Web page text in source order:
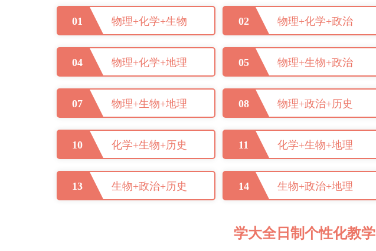
01 物理+化学+生物 02 物理+化学+政治
04 物理+化学+地理 05 物理+生物+政治
07 物理+生物+地理 08 物理+政治+历史
10 化学+生物+历史 11 化学+生物+地理
13 生物+政治+历史 14 生物+政治+地理
学大全日制个性化教学